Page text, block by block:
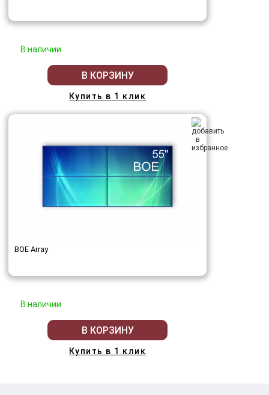
В наличии
В КОРЗИНУ
Купить в 1 клик
BOE Array
В наличии
В КОРЗИНУ
Купить в 1 клик